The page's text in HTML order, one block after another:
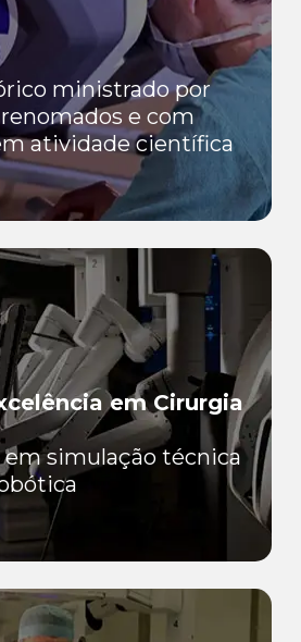
ministrado por
e com
atividade científica
em Cirurgia
simulação técnica